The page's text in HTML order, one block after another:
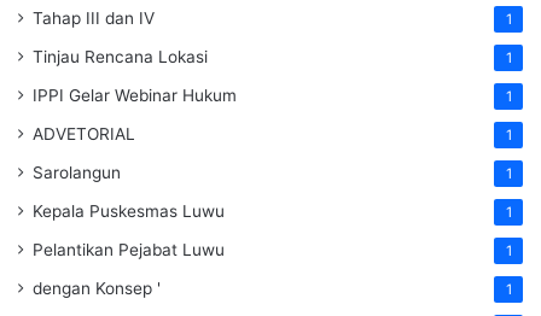
Tahap III dan IV 1
Tinjau Rencana Lokasi 1
IPPI Gelar Webinar Hukum 1
ADVETORIAL 1
Sarolangun 1
Kepala Puskesmas Luwu 1
Pelantikan Pejabat Luwu 1
dengan Konsep ' 1